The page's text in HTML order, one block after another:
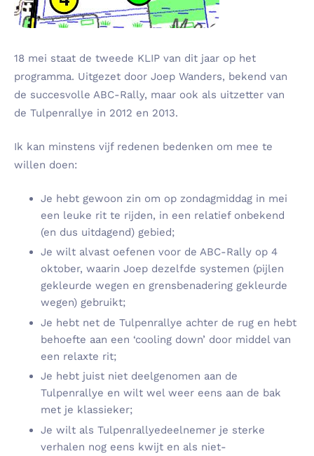
18 mei staat de tweede KLIP van dit jaar op het
programma. Uitgezet door Joep Wanders, bekend van
de succesvolle ABC-Rally, maar ook als uitzetter van
de Tulpenrallye in 2012 en 2013.
Ik kan minstens vijf redenen bedenken om mee te
willen doen:
Je hebt gewoon zin om op zondagmiddag in mei
een leuke rit te rijden, in een relatief onbekend
(en dus uitdagend) gebied;
Je wilt alvast oefenen voor de ABC-Rally op 4
oktober, waarin Joep dezelfde systemen (pijlen
gekleurde wegen en grensbenadering gekleurde
wegen) gebruikt;
Je hebt net de Tulpenrallye achter de rug en hebt
behoefte aan een ‘cooling down’ door middel van
een relaxte rit;
Je hebt juist niet deelgenomen aan de
Tulpenrallye en wilt wel weer eens aan de bak
met je klassieker;
Je wilt als Tulpenrallyedeelnemer je sterke
verhalen nog eens kwijt en als niet-